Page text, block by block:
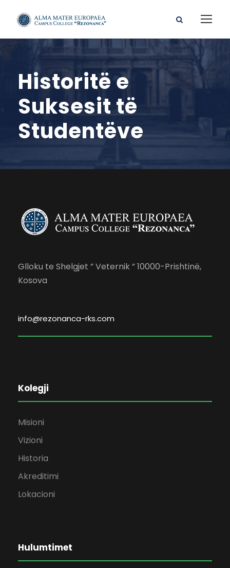
Historitë e
Suksesit të
Studentëve
Glloku te Shelgjet ” Veternik ” 10000-Prishtinë,
Kosova
info@rezonanca-rks.com
Kolegji
Misioni
Vizioni
Historia
Akreditimi
Lokacioni
Hulumtimet